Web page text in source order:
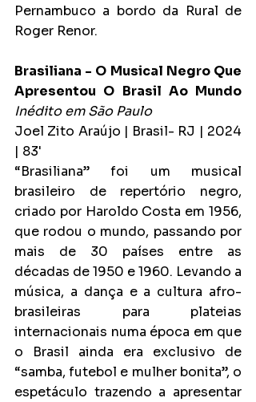
Pernambuco a bordo da Rural de
Roger Renor.
Brasiliana - O Musical Negro Que
Apresentou O Brasil Ao Mundo
Inédito em São Paulo
Joel Zito Araújo | Brasil- RJ | 2024
| 83'
“Brasiliana” foi um musical
brasileiro de repertório negro,
criado por Haroldo Costa em 1956,
que rodou o mundo, passando por
mais de 30 países entre as
décadas de 1950 e 1960. Levando a
música, a dança e a cultura afro-
brasileiras para plateias
internacionais numa época em que
o Brasil ainda era exclusivo de
“samba, futebol e mulher bonita”, o
espetáculo trazendo a apresentar